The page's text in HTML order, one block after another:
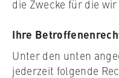
die Zwecke für die
Ihre
Unter den unten
jederzeit folgende